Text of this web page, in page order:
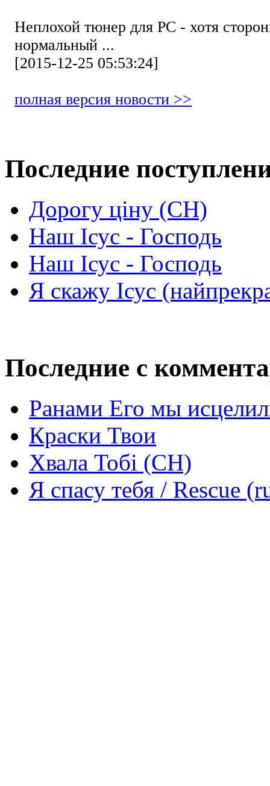
Неплохой тюнер для РС - хотя
нормальный ...
[2015-12-25 05:53:24]
полная версия новости >>
Последние
Дорогу ціну (СН)
Наш Ісус - Господь
Наш Ісус - Господь
Я скажу Ісус
Последние с
Ранами Его мы
Краски Твои
Хвала Тобі (СН)
Я спасу тебя / Rescue